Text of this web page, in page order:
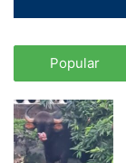
Popular